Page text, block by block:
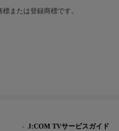
または登録商標です。
J:COM TVサービスガイド